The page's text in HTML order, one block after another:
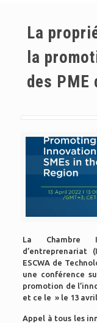
La
la
des PME
La Chambre
d’entreprenariat
ESCWA de
une conférence
promotion de
et ce le » le 13
Appel à tous les